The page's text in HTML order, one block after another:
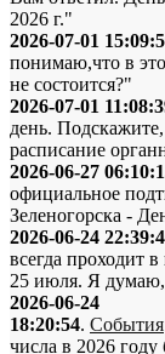
2026 г."
2026-07-01
понимаю,что в
не состоится?"
2026-07-01
день.
расписание
2026-06-27
официальное
Зеленогорска -
2026-06-24
всегда проходит
25 июля. Я думаю,
2026-06-24
18:20:54. События
числа в 2026 году